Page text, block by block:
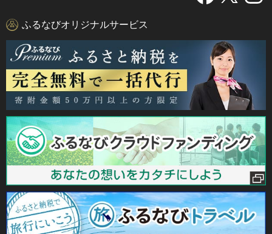
ふるなびオリジナルサービス